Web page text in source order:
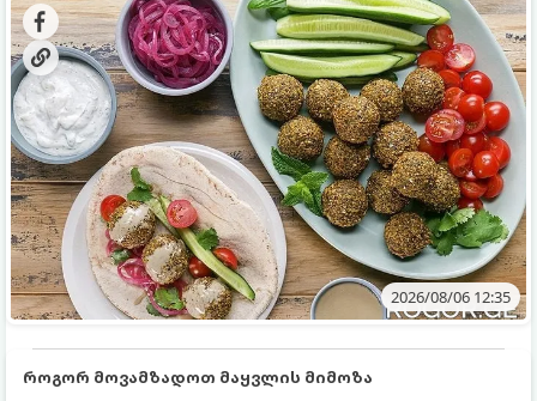
2026/08/06 12:35
როგორ მოვამზადოთ მაყვლის მიმოზა